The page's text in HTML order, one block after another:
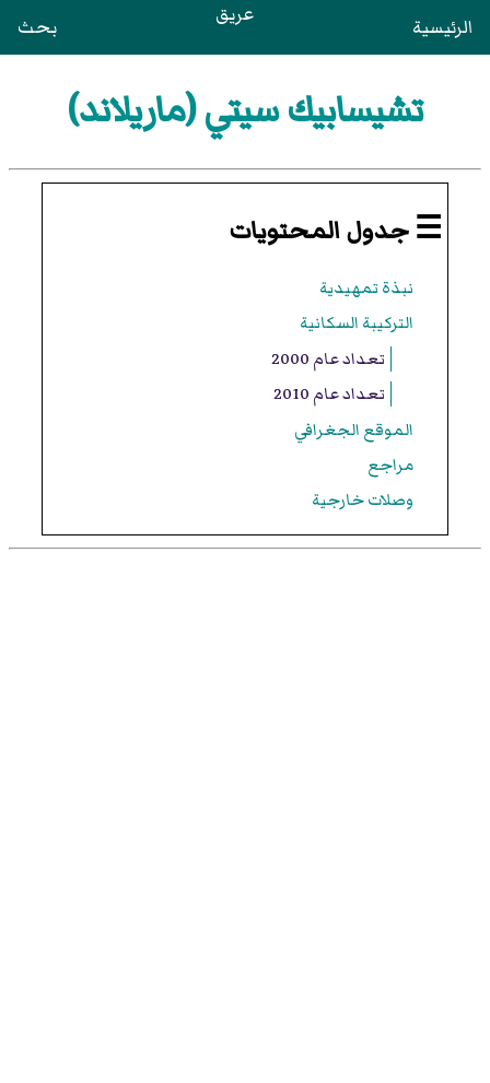
الرئيسية عريق بحث
تشيسابيك سيتي (ماريلاند)
☰ جدول المحتويات
نبذة تمهيدية
التركيبة السكانية
تعداد عام 2000
تعداد عام 2010
الموقع الجغرافي
مراجع
وصلات خارجية